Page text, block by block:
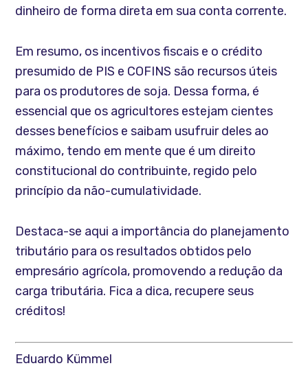
dinheiro de forma direta em sua conta corrente.
Em resumo, os incentivos fiscais e o crédito
presumido de PIS e COFINS são recursos úteis
para os produtores de soja. Dessa forma, é
essencial que os agricultores estejam cientes
desses benefícios e saibam usufruir deles ao
máximo, tendo em mente que é um direito
constitucional do contribuinte, regido pelo
princípio da não-cumulatividade.
Destaca-se aqui a importância do planejamento
tributário para os resultados obtidos pelo
empresário agrícola, promovendo a redução da
carga tributária. Fica a dica, recupere seus
créditos!
Eduardo Kümmel